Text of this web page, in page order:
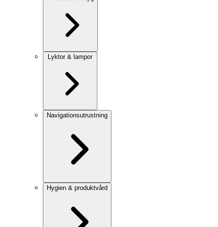
Lyktor & lampor
Navigationsutrustning
Hygien & produktvård